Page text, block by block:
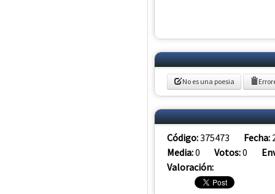
No es una poesia
Código:375473 Fecha:
Media:0 Votos:0
Valoración: